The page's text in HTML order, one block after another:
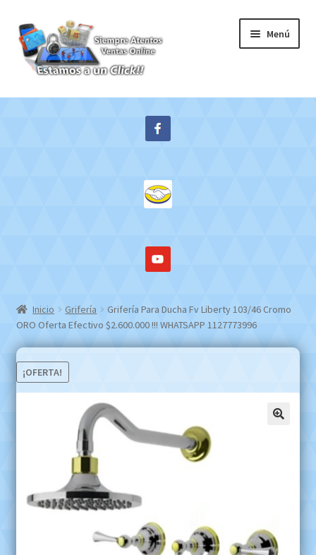
Ir
a
la
navegación
Ir
al
contenido
Menú
Inicio
Inicio Grifería
Grifería Para Ducha Fv Liberty 103/46 Cromo
ORO Oferta Efectivo $2.600.000 !!! WHATSAPP 1127773996
¡OFERTA!